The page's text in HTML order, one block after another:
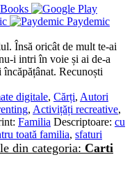
Paydemic
Însă oricât de mult te-ai
i intri în voie și ai de-a
Recunoști
digitale, Cărți, Autori
, Activițăți recreative,
Familia Descriptoare: cu
toată familia, sfaturi
din categoria: Carti